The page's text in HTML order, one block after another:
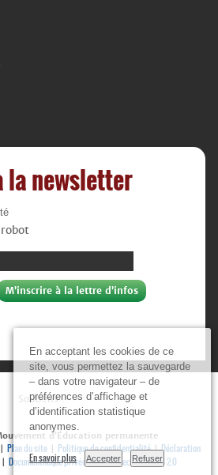
En acceptant les cookies de ce
site, vous permettez la sauvegarde
– dans votre navigateur – de
préférences d’affichage et
d’identification statistique
anonymes.
En savoir plus Accepter Refuser
newsletter
Soutiens :
d’Éducation permanente
Plan du site| Politique de confidentialité|Déclaration
Documenthèque privée|Se connecter|RSS 2.0